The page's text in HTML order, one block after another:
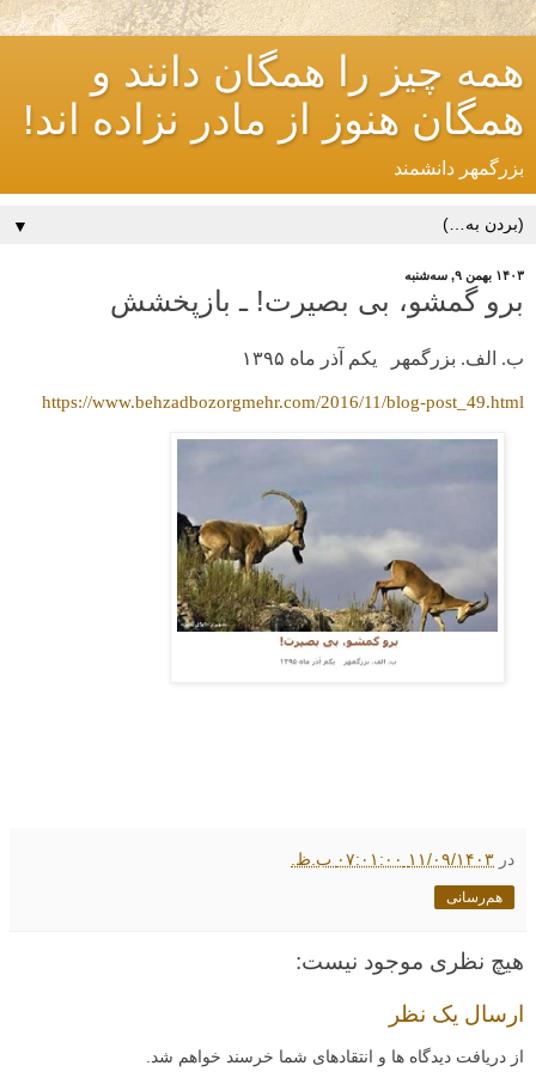
همه چیز را همگان دانند و
همگان هنوز از مادر نزاده اند!
بزرگمهر دانشمند
▼
۱۴۰۳ بهمن ۹, سه‌شنبه
برو گمشو، بی بصیرت! ـ بازپخشش
ب. الف. بزرگمهر یکم آذر ماه ۱۳۹۵
https://www.behzadbozorgmehr.com/2016/11/blog-post_49.html
در ۱۱/۰۹/۱۴۰۳ ۰۷:۰۱:۰۰ ب.ظ.
هم‌رسانی
هیچ نظری موجود نیست:
ارسال یک نظر
از دریافت دیدگاه ها و انتقادهای شما خرسند خواهم شد.